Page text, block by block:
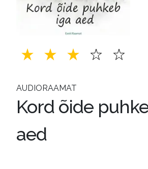
AUDIORAAMAT
Kord õide
aed